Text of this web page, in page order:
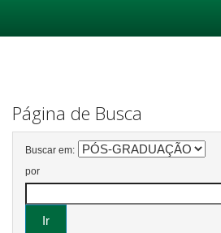
Página de Busca
Buscar em:
por